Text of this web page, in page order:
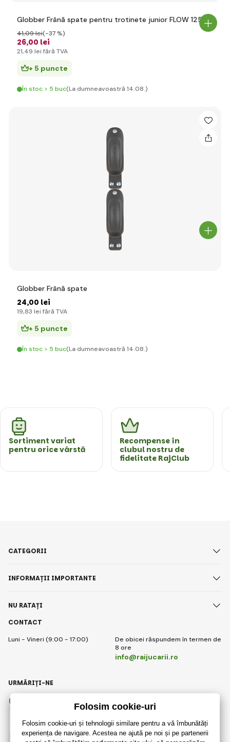
Globber Frână spate pentru trotinete junior FLOW 125
26,00 lei
41,09 lei(-37 %)
21,49 lei fără TVA
+ 5 puncte
În stoc > 5 buc(La dumneavoastră 14.08.)
Globber Frână spate
24,00 lei
19,83 lei fără TVA
+ 5 puncte
În stoc > 5 buc(La dumneavoastră 14.08.)
Sortiment variat
pentru orice vârstă
Recompense în
clubul nostru de
fidelitate RajClub
CONTACT
Luni - Vineri (9:00 - 17:00)
De obicei răspundem în termen de
8 ore
info@raijucarii.ro
CATEGORII
INFORMAȚII IMPORTANTE
NU RATAȚI
Romanian
URMĂRIȚI-NE
Instagram